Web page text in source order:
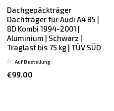
Dachgepäckträger
Dachträger für Audi A4 B5 |
8D Kombi 1994-2001 |
Aluminium | Schwarz |
Traglast bis 75 kg | TÜV SÜD
€99.00
Auf Bestellung